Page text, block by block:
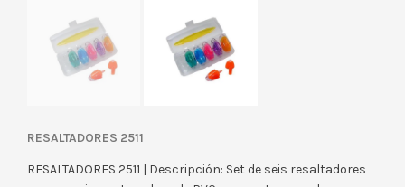
RESALTADORES 2511
RESALTADORES 2511 | Descripción: Set de seis resaltadores